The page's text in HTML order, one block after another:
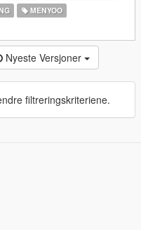
MENYOO
Nyeste Versjoner
filtreringskriteriene.